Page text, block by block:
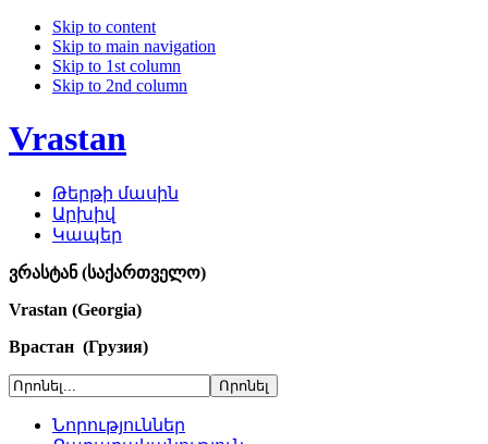
Skip to content
Skip to main navigation
Skip to 1st column
Skip to 2nd column
Vrastan
Թերթի մասին
Արխիվ
Կապեր
ვრასტან (საქართველო)
Vrastan (Georgia)
Врастан (Грузия)
Նորություններ